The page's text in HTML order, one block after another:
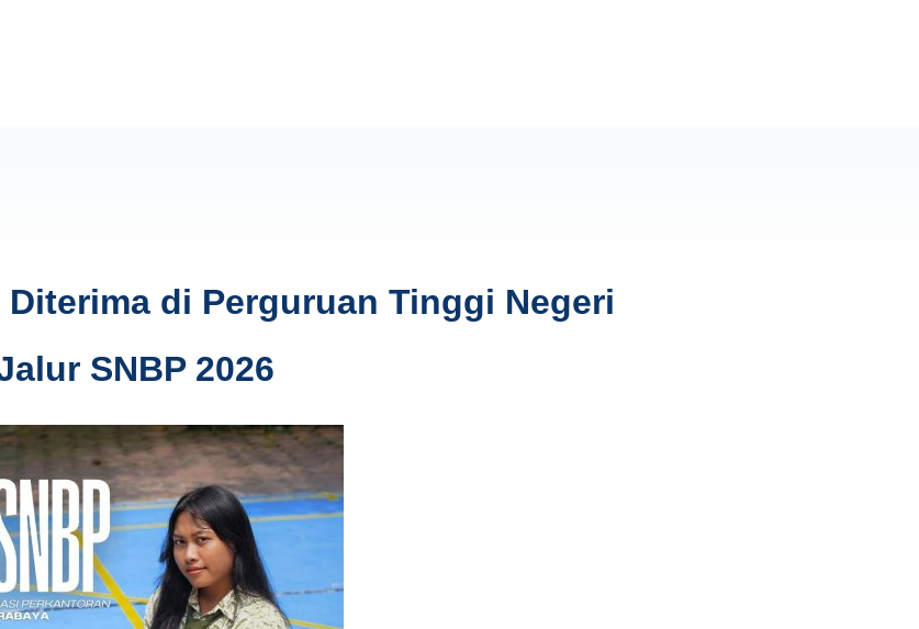
di Perguruan Tinggi Negeri
SNBP 2026